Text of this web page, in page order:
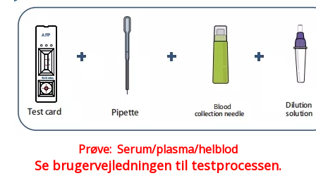
Prøve: Serum/plasma/helblod
Se brugervejledningen til testprocessen.